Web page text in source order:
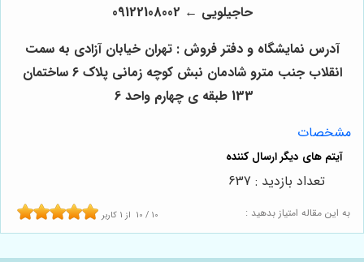
حاجیلویی ←
09122108002
آدرس نمایشگاه و دفتر فروش : تهران خیابان آزادی به سمت
انقلاب جنب مترو شادمان نبش کوچه زمانی پلاک 6 ساختمان
133 طبقه ی چهارم واحد 6
مشخصات
به این مقاله امتیاز بدهید : 10 / 10 از 1 کاربر
تعداد بازدید : 637